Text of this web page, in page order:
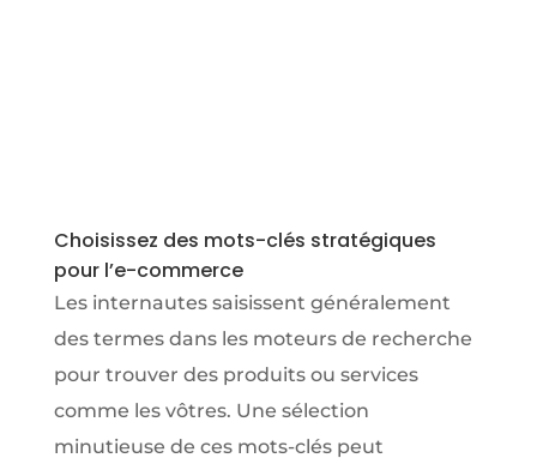
Choisissez des mots-clés stratégiques
pour l’e-commerce
Les internautes saisissent généralement
des termes dans les moteurs de recherche
pour trouver des produits ou services
comme les vôtres. Une sélection
minutieuse de ces mots-clés peut